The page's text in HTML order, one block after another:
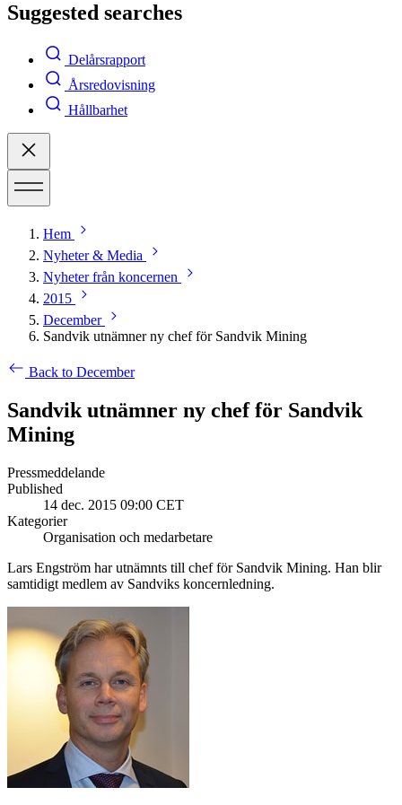
Suggested searches
Delårsrapport
Årsredovisning
Hållbarhet
Hem
Nyheter & Media
Nyheter från koncernen
2015
December
Sandvik utnämner ny chef för Sandvik Mining
Back to December
Sandvik utnämner ny chef för Sandvik
Mining
Pressmeddelande
Published
14 dec. 2015 09:00 CET
Kategorier
Organisation och medarbetare
Lars Engström har utnämnts till chef för Sandvik Mining. Han blir
samtidigt medlem av Sandviks koncernledning.